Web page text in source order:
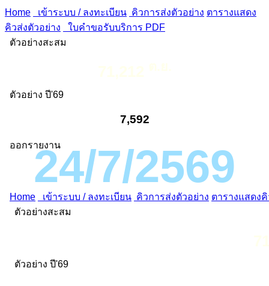
Home เข้าระบบ / ลงทะเบียน คิวการส่งตัวอย่าง ตารางแสดง
คิวส่งตัวอย่าง
ใบคำขอรับบริการ PDF
ตัวอย่างสะสม
ตัวอย่าง ปี'69
7,592
ออกรายงาน24/7/2569